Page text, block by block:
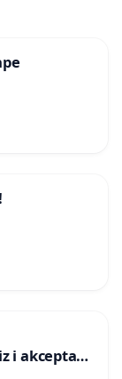
i akceptacji